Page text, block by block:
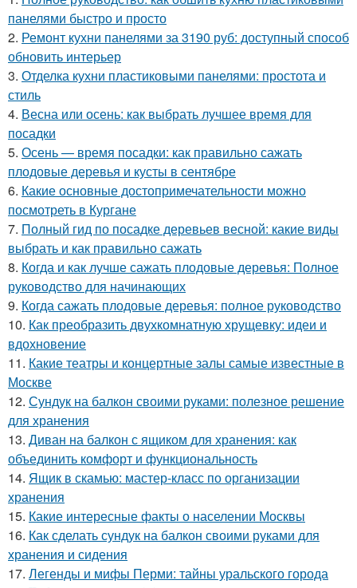
панелями быстро и просто
2. Ремонт кухни панелями за 3190 руб: доступный способ
обновить интерьер
3. Отделка кухни пластиковыми панелями: простота и
стиль
4. Весна или осень: как выбрать лучшее время для
посадки
5. Осень — время посадки: как правильно сажать
плодовые деревья и кусты в сентябре
6. Какие основные достопримечательности можно
посмотреть в Кургане
7. Полный гид по посадке деревьев весной: какие виды
выбрать и как правильно сажать
8. Когда и как лучше сажать плодовые деревья: Полное
руководство для начинающих
9. Когда сажать плодовые деревья: полное руководство
10. Как преобразить двухкомнатную хрущевку: идеи и
вдохновение
11. Какие театры и концертные залы самые известные в
Москве
12. Сундук на балкон своими руками: полезное решение
для хранения
13. Диван на балкон с ящиком для хранения: как
объединить комфорт и функциональность
14. Ящик в скамью: мастер-класс по организации
хранения
15. Какие интересные факты о населении Москвы
16. Как сделать сундук на балкон своими руками для
хранения и сидения
17. Легенды и мифы Перми: тайны уральского города